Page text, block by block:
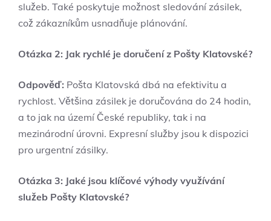
služeb. Také poskytuje možnost sledování zásilek,
což zákazníkům usnadňuje plánování.
Otázka 2: Jak rychlé je doručení z Pošty Klatovské?
Odpověď: Pošta Klatovská dbá na efektivitu a
rychlost. Většina zásilek je doručována do 24 hodin,
a to jak na území České republiky, tak i na
mezinárodní úrovni. Expresní služby jsou k dispozici
pro urgentní zásilky.
Otázka 3: Jaké jsou klíčové výhody využívání
služeb Pošty Klatovské?